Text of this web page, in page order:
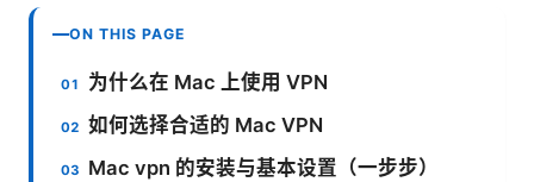
ON THIS PAGE
为什么在 Mac 上使用 VPN
如何选择合适的 Mac VPN
Mac vpn 的安装与基本设置（一步步）